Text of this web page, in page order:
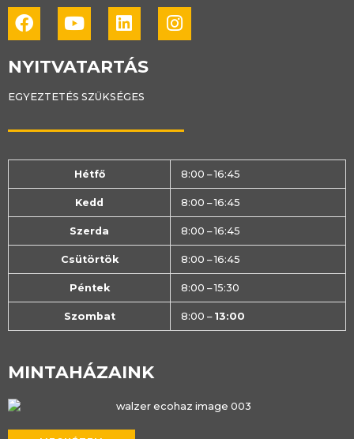
FacebookYoutubeLinkedinInstagram
NYITVATARTÁS
EGYEZTETÉS SZÜKSÉGES
Hétfő 8:00 – 16:45
Kedd 8:00 – 16:45
Szerda 8:00 – 16:45
Csütörtök 8:00 – 16:45
Péntek 8:00 – 15:30
Szombat 8:00 – 13:00
MINTAHÁZAINK